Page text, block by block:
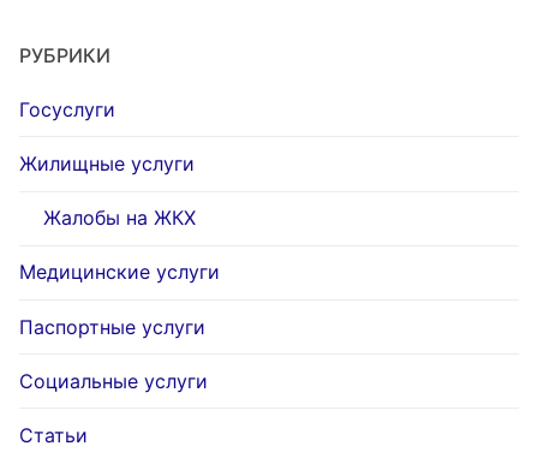
РУБРИКИ
Госуслуги
Жилищные услуги
Жалобы на ЖКХ
Медицинские услуги
Паспортные услуги
Социальные услуги
Статьи